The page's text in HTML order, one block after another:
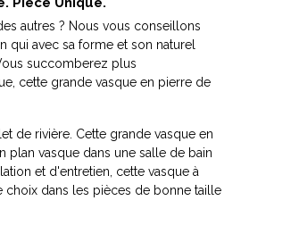
autres ? Nous vous conseillons
qui avec sa forme et son naturel
succomberez plus
cette grande vasque en pierre de
de rivière. Cette grande vasque en
plan vasque dans une salle de bain
et d'entretien, cette vasque à
dans les pièces de bonne taille